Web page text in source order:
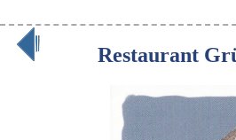
Restaurant